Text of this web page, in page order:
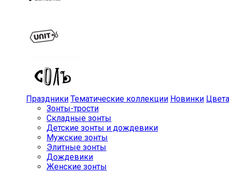
Праздники Тематические коллекции Новинки Цвета
Зонты-трости
Складные зонты
Детские зонты и дождевики
Мужские зонты
Элитные зонты
Дождевики
Женские зонты